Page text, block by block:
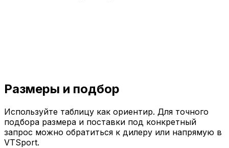
Размеры и подбор
Используйте таблицу как ориентир. Для точного
подбора размера и поставки под конкретный
запрос можно обратиться к дилеру или напрямую в
VTSport.